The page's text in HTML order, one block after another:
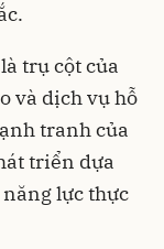
trụ cột của
và dịch vụ hỗ
tranh của
triển dựa
lực thực